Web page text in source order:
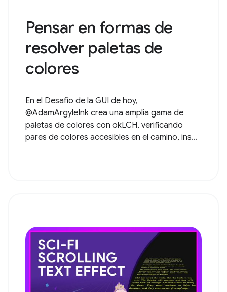
Pensar en formas de
resolver paletas de
colores
En el Desafío de la GUI de hoy,
@AdamArgyleInk crea una amplia gama de
paletas de colores con okLCH, verificando
pares de colores accesibles en el camino, ins...